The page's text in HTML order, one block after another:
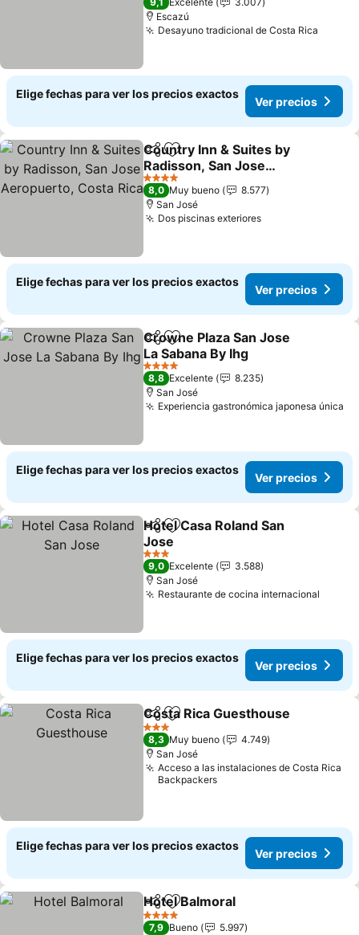
Escazú
Desayuno tradicional de Costa Rica
Elige fechas para ver los precios exactos
Ver precios
CompartirAgregar a favoritos
Country Inn & Suites by
Radisson, San Jose
Aeropuerto, Costa Rica
Ver precios
4 Estrellas
8,0 Muy bueno
8.577
San José
Dos piscinas exterioresVer precios
Elige fechas para ver los precios exactos
Ver precios
CompartirAgregar a favoritos
Crowne Plaza San Jose
La Sabana By Ihg
Ver precios
4 Estrellas
8,8 Excelente
8.235
San José
Experiencia gastronómica japonesa única
Elige fechas para ver los precios exactos
Ver precios
CompartirAgregar a favoritos
Hotel Casa Roland San
Jose
Ver precios
3 Estrellas
9,0 Excelente
3.588
San José
Restaurante de cocina internacional
Elige fechas para ver los precios exactos
Ver precios
CompartirAgregar a favoritos
Costa Rica Guesthouse
3 Estrellas
8,3 Muy bueno
4.749
San José
Acceso a las instalaciones de Costa Rica
Backpackers
Elige fechas para ver los precios exactos
Ver precios
CompartirAgregar a favoritos
Hotel Balmoral
4 Estrellas
7,9 Bueno
5.997